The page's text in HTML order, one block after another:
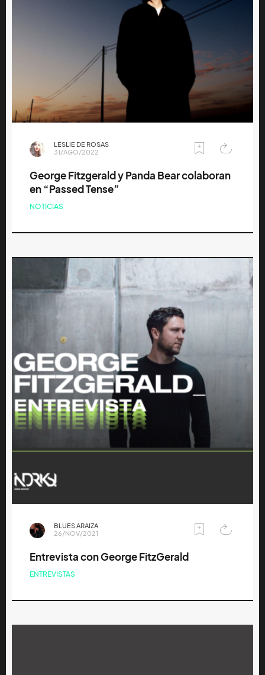
LESLIE DE ROSAS
31/AGO/2022
George Fitzgerald y Panda Bear colaboran
en “Passed Tense”
NOTICIAS
BLUES ARAIZA
26/NOV/2021
Entrevista con George FitzGerald
ENTREVISTAS